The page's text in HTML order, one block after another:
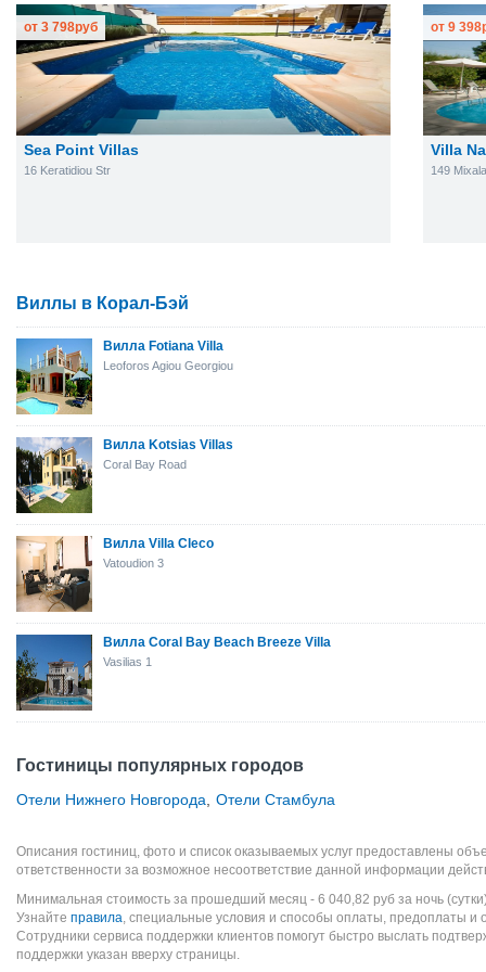
Sea Point Villas
16 Keratidiou Str
от 3 798руб
Villa
149
от 9 398
Виллы в Корал-Бэй
Вилла Fotiana Villa
Leoforos Agiou Georgiou
Вилла Kotsias Villas
Coral Bay Road
Вилла Villa Cleco
Vatoudion 3
Вилла Coral Bay Beach Breeze Villa
Vasilias 1
Гостиницы популярных городов
Отели Нижнего Новгорода Отели Стамбула
Описания гостиниц, фото и список оказываемых услуг предоставлены
ответственности за возможное несоответствие данной информации
Минимальная стоимость за прошедший месяц - 6 040,82 руб за ночь
Узнайте правила, специальные условия и способы оплаты, предоплаты и
Сотрудники сервиса поддержки клиентов помогут быстро выслать
поддержки указан вверху страницы.